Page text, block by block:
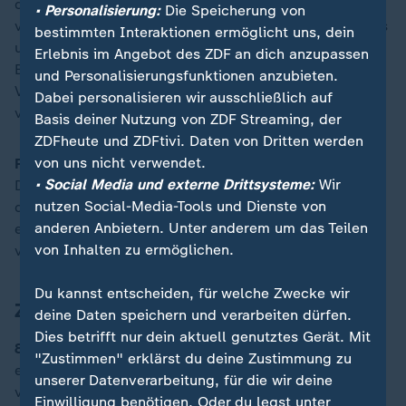
durchgefallen. Das hält die Partei für
verfassungswidrig. In einem zweiten Verfahren geht es
um die Klage des AfD-Abgeordneten Stephan
Brandner: Dieser hatte gegen seine Abwahl als
Vorsitzender des Rechtsausschusses in der
vergangenen Legislaturperiode geklagt.
Fed entscheidet über weiteren Kurs in der Geldpolitik:
Die US-Notenbank gibt heute ihre Entscheidung über
die Höhe des Leitzinses bekannt. Zudem wird die Fed
eine aktualisierte Wirtschaftsprognose
veröffentlichen.
Zahl des Tages
8.400 Bücher
wurden heute vor 75 Jahren bei der
ersten deutschen Buchmesse nach dem Krieg
vorgestellt. 205 deutsche Verlage kamen dabei in der
• Personalisierung:Die Speicherung von
bestimmten Interaktionen ermöglicht uns, dein
Erlebnis im Angebot des ZDF an dich anzupassen
und Personalisierungsfunktionen anzubieten.
Dabei personalisieren wir ausschließlich auf
Basis deiner Nutzung von ZDF Streaming, der
ZDFheute und ZDFtivi. Daten von Dritten werden
von uns nicht verwendet.
• Social Media und externe Drittsysteme:Wir
nutzen Social-Media-Tools und Dienste von
anderen Anbietern. Unter anderem um das Teilen
von Inhalten zu ermöglichen.
Du kannst entscheiden, für welche Zwecke wir
deine Daten speichern und verarbeiten dürfen.
Dies betrifft nur dein aktuell genutztes Gerät. Mit
"Zustimmen" erklärst du deine Zustimmung zu
unserer Datenverarbeitung, für die wir deine
Einwilligung benötigen. Oder du legst unter